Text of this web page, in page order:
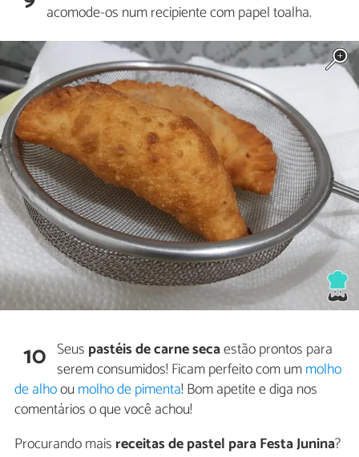
acomode-os num recipiente com papel toalha.
10 Seus pastéis de carne secaestão prontos para
serem consumidos! Ficam perfeito com ummolho
de alhooumolho de pimenta! Bom apetite e diga nos
comentários o que você achou!
Procurando mais receitas de pastel para Festa Junina?